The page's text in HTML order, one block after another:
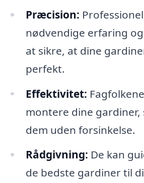
Præcision:
nødvendige erfaring
at sikre, at dine
perfekt.
Effektivitet:
montere dine gardiner,
dem uden forsinkelse.
Rådgivning: De kan
de bedste gardiner til